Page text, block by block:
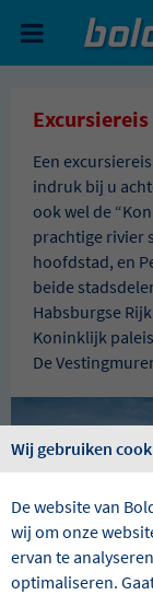
Een
indruk bij u
ook wel de
prachtige rivier
hoofdstad, en
beide
Habsburgse
Koninklijk
De
Wij gebruiken
De website van
wij om onze
ervan te
optimaliseren.